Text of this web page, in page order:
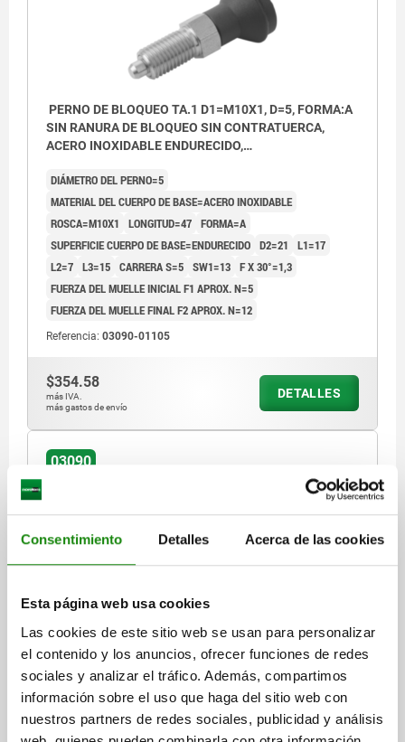
Consentimiento Detalles Acerca de las cookies
Esta página web usa cookies
Las cookies de este sitio web se usan para personalizar
el contenido y los anuncios, ofrecer funciones de redes
sociales y analizar el tráfico. Además, compartimos
información sobre el uso que haga del sitio web con
nuestros partners de redes sociales, publicidad y análisis
PERNO DE BLOQUEO TA.1 D1=M10X1, D=5, FORMA:A
SIN RANURA DE BLOQUEO SIN CONTRATUERCA,
ACERO INOXIDABLE ENDURECIDO,
CUBIERTA:GRIS ATR. RAL7021
DIÁMETRO DEL PERNO=5
MATERIAL DEL CUERPO DE BASE=ACERO INOXIDABLE
ROSCA=M10X1
LONGITUD=47 FORMA=A
SUPERFICIE CUERPO DE BASE=ENDURECIDO D2=21
L1=17
L2=7 L3=15 CARRERA S=5 SW1=13 F X 30°=1,3
FUERZA DEL MUELLE INICIAL F1 APROX. N=5
FUERZA DEL MUELLE FINAL F2 APROX. N=12
Referencia: 03090-01105
$354.58
más IVA.
más gastos de envío
DETALLES
03090
PERNO DE BLOQUEO TA.2 D1=M12X1,5, D=6,
FORMA:A SIN RANURA DE BLOQUEO SIN
CONTRATUERCA, ACERO INOXIDABLE ENDURECIDO,
CUBIERTA:GRIS ATR. RAL7021
DIÁMETRO DEL PERNO=6
MATERIAL DEL CUERPO DE BASE=ACERO INOXIDABLE
ROSCA=M12X1,5 LONGITUD=56 FORMA=A